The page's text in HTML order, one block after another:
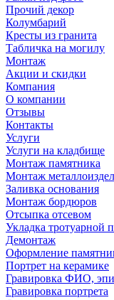
Прочий декор
Колумбарий
Кресты из гранита
Табличка на могилу
Монтаж
Акции и скидки
Компания
О компании
Отзывы
Контакты
Услуги
Услуги на кладбище
Монтаж памятника
Монтаж
Заливка основания
Монтаж бордюров
Отсыпка отсевом
Укладка тротуарной
Демонтаж
Оформление
Портрет на керамике
Гравировка ФИО,
Гравировка портрета